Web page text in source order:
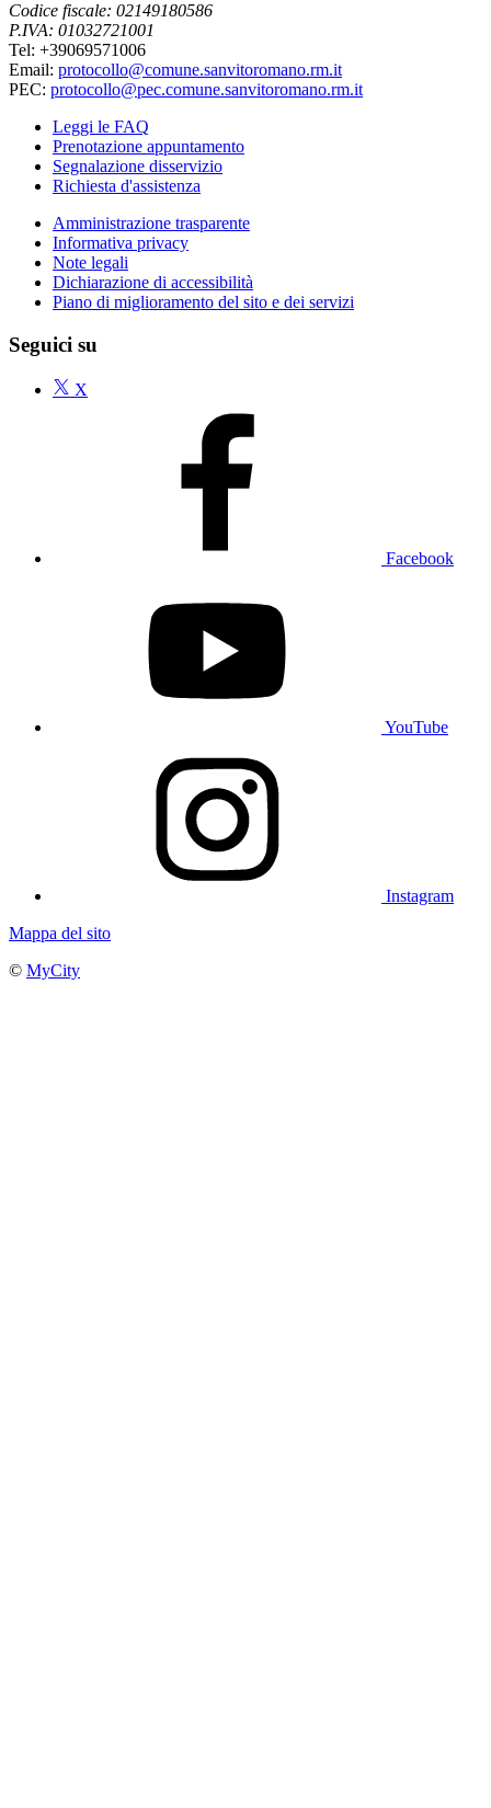
Codice fiscale: 02149180586
P.IVA: 01032721001
Tel: +39069571006
Email: protocollo@comune.sanvitoromano.rm.it
PEC: protocollo@pec.comune.sanvitoromano.rm.it
Leggi le FAQ
Prenotazione appuntamento
Segnalazione disservizio
Richiesta d'assistenza
Amministrazione trasparente
Informativa privacy
Note legali
Dichiarazione di accessibilità
Piano di miglioramento del sito e dei servizi
Seguici su
X
Facebook
YouTube
Instagram
Mappa del sito
© MyCity